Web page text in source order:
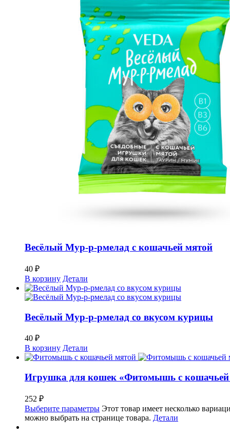
Весёлый Мур-р-рмелад с кошачьей мятой
40 ₽
В корзину Детали
Весёлый Мур-р-рмелад со вкусом курицы
40 ₽
В корзину Детали
Игрушка для кошек «Фитомышь с кошачьей
252 ₽
Выберите параметры Этот товар имеет несколько
можно выбрать на странице товара. Детали